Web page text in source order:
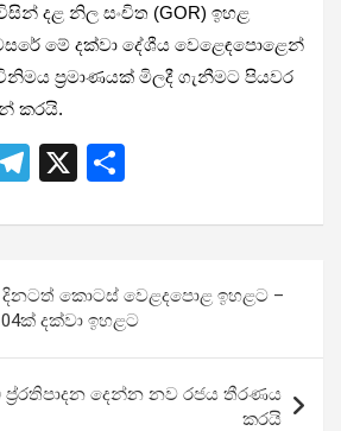
විසින් දළ නිල සංචිත (GOR) ඉහළ
වසරේ මේ දක්වා දේශීය වෙළෙඳපොළෙන්
ප්‍රමාණයක් මිලදී ගැනීමට පියවර
කරයි.
T
e
gr
a
m
X
ar
e
කොටස් වෙළදපොළ ඉහළට –
දක්වා ඉහළට
ප්‍ර්‍රතිපාදන දෙන්න නව රජය තීරණය
කරයි